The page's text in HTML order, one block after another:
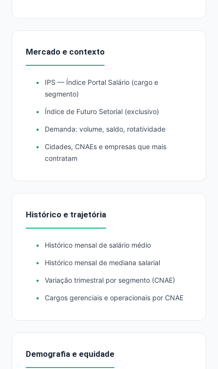
Mercado e contexto
IPS — Índice Portal Salário (cargo e
segmento)
Índice de Futuro Setorial (exclusivo)
Demanda: volume, saldo, rotatividade
Cidades, CNAEs e empresas que mais
contratam
Histórico e trajetória
Histórico mensal de salário médio
Histórico mensal de mediana salarial
Variação trimestral por segmento (CNAE)
Cargos gerenciais e operacionais por CNAE
Demografia e equidade